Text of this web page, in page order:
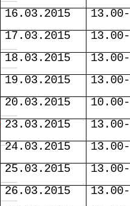
16.03.2015
17.03.2015
18.03.2015
19.03.2015
20.03.2015
23.03.2015
24.03.2015
25.03.2015
26.03.2015